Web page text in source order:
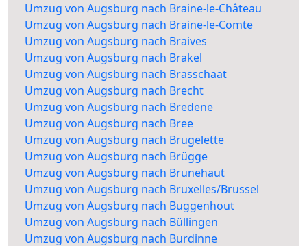
Umzug von Augsburg nach Braine-le-Château
Umzug von Augsburg nach Braine-le-Comte
Umzug von Augsburg nach Braives
Umzug von Augsburg nach Brakel
Umzug von Augsburg nach Brasschaat
Umzug von Augsburg nach Brecht
Umzug von Augsburg nach Bredene
Umzug von Augsburg nach Bree
Umzug von Augsburg nach Brugelette
Umzug von Augsburg nach Brügge
Umzug von Augsburg nach Brunehaut
Umzug von Augsburg nach Bruxelles/Brussel
Umzug von Augsburg nach Buggenhout
Umzug von Augsburg nach Büllingen
Umzug von Augsburg nach Burdinne